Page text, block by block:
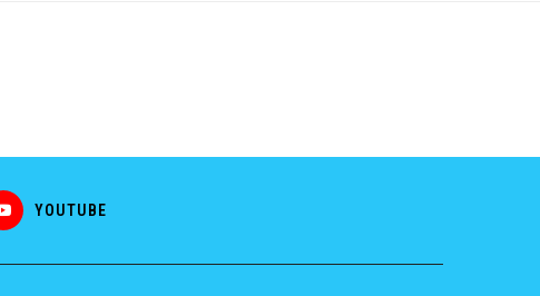
YOUTUBE